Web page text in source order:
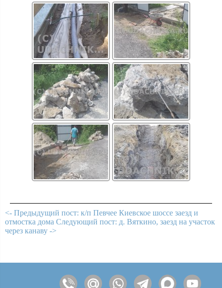
<- Предыдущий пост: к/п Певчее Киевское шоссе заезд и
отмостка дома Следующий пост: д. Вяткино, заезд на участок
через канаву ->